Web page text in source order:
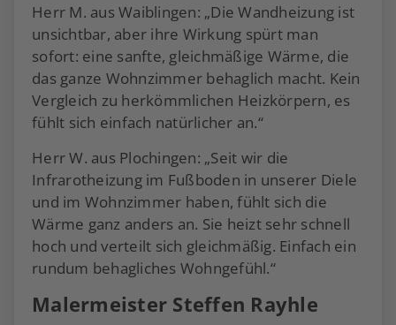
Herr M. aus Waiblingen: „Die Wandheizung ist
unsichtbar, aber ihre Wirkung spürt man
sofort: eine sanfte, gleichmäßige Wärme, die
das ganze Wohnzimmer behaglich macht. Kein
Vergleich zu herkömmlichen Heizkörpern, es
fühlt sich einfach natürlicher an.“
Herr W. aus Plochingen: „Seit wir die
Infrarotheizung im Fußboden in unserer Diele
und im Wohnzimmer haben, fühlt sich die
Wärme ganz anders an. Sie heizt sehr schnell
hoch und verteilt sich gleichmäßig. Einfach ein
rundum behagliches Wohngefühl.“
Malermeister Steffen Rayhle